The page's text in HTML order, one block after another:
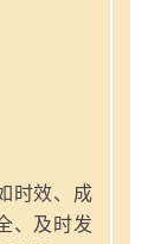
时效、成
、及时发